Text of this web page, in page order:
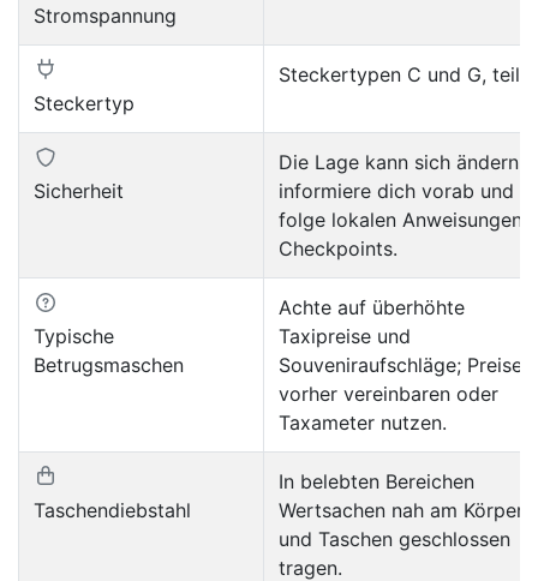
Stromspannung
Steckertyp
Steckertypen C und G, teils
Sicherheit
Die Lage kann sich ändern;
informiere dich vorab und
folge lokalen Anweisungen
Checkpoints.
Typische
Betrugsmaschen
Achte auf überhöhte
Taxipreise und
Souveniraufschläge; Preise
vorher vereinbaren oder
Taxameter nutzen.
Taschendiebstahl
In belebten Bereichen
Wertsachen nah am Körper
und Taschen geschlossen
tragen.